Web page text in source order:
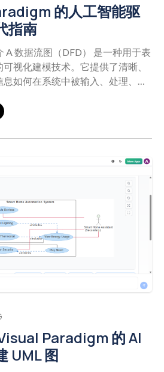
的人工智能驱
指南
A 数据流图（DFD） 是一种用于表
视化建模技术。它提供了清晰、
如何在系统中被输入、处理、存
和业务分析师传达系统的逻辑。
分包括： 外部实体：系统外部的数
、外部系统）。 处理过程：对数
仓库（例如，数据库、文件）。 数
数据存储之间数据的流动。 数据
上创建——第0层（上下文图）、
2层（详细子过程），以逐步深化
图创建的演变：从手工到人工智能
流图需要手工绘制、精心的布局规
Yourdon & DeMarco，
号标准的深入了解。这一过程耗
限于设计者的技能水平。 随着 生
流程。通过使用户能够从自然语
了专业质量与合规性。 Visual
的领先平台 Visual Paradigm是一
Paradigm 的 AI
UML 图